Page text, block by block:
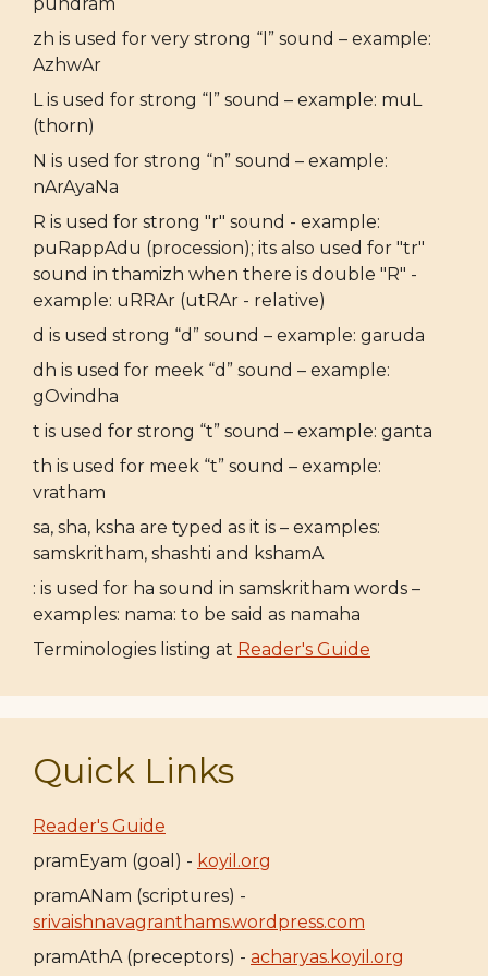
zh is used for very strong “l” sound – example:
AzhwAr
L is used for strong “l” sound – example: muL
(thorn)
N is used for strong “n” sound – example:
nArAyaNa
R is used for strong "r" sound - example:
puRappAdu (procession); its also used for "tr"
sound in thamizh when there is double "R" -
example: uRRAr (utRAr - relative)
d is used strong “d” sound – example: garuda
dh is used for meek “d” sound – example:
gOvindha
t is used for strong “t” sound – example: ganta
th is used for meek “t” sound – example:
vratham
sa, sha, ksha are typed as it is – examples:
samskritham, shashti and kshamA
: is used for ha sound in samskritham words –
examples: nama: to be said as namaha
Terminologies listing at Reader's Guide
Quick Links
Reader's Guide
pramEyam (goal) - koyil.org
pramANam (scriptures) -
srivaishnavagranthams.wordpress.com
pramAthA (preceptors) - acharyas.koyil.org